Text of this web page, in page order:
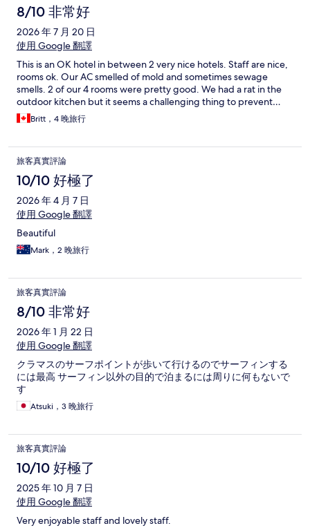
論
8/10 非常好
2026 年 7 月 20 日
使用 Google 翻譯
This is an OK hotel in between 2 very nice hotels. Staff are nice,
rooms ok. Our AC smelled of mold and sometimes sewage
smells. 2 of our 4 rooms were pretty good. We had a rat in the
outdoor kitchen but it seems a challenging thing to prevent…
Britt，4 晚旅行
旅客真實評論
10/10 好極了
2026 年 4 月 7 日
使用 Google 翻譯
Beautiful
Mark，2 晚旅行
旅客真實評論
8/10 非常好
2026 年 1 月 22 日
使用 Google 翻譯
クラマスのサーフポイントが歩いて行けるのでサーフィンする
には最高 サーフィン以外の目的で泊まるには周りに何もないで
す
Atsuki，3 晚旅行
旅客真實評論
10/10 好極了
2025 年 10 月 7 日
使用 Google 翻譯
Very enjoyable staff and lovely staff.